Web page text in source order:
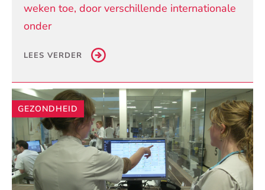
weken toe, door verschillende internationale
onder
LEES VERDER
GEZONDHEID